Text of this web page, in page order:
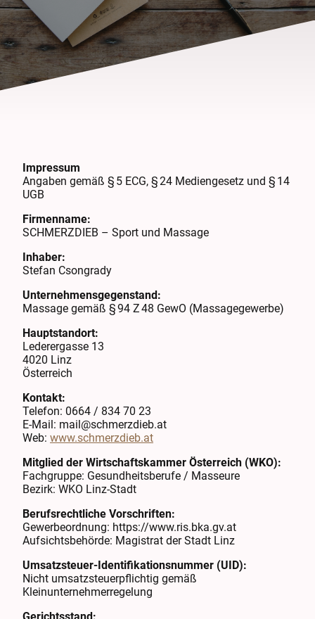
Impressum
Angaben gemäß § 5 ECG, § 24 Mediengesetz und § 14
UGB
Firmenname:
SCHMERZDIEB – Sport und Massage
Inhaber:
Stefan Csongrady
Unternehmensgegenstand:
Massage gemäß § 94 Z 48 GewO (Massagegewerbe)
Hauptstandort:
Lederergasse 13
4020 Linz
Österreich
Kontakt:
Telefon: 0664 / 834 70 23
E-Mail: mail@schmerzdieb.at
Web: www.schmerzdieb.at
Mitglied der Wirtschaftskammer Österreich (WKO):
Fachgruppe: Gesundheitsberufe / Masseure
Bezirk: WKO Linz-Stadt
Berufsrechtliche Vorschriften:
Gewerbeordnung: https://www.ris.bka.gv.at
Aufsichtsbehörde: Magistrat der Stadt Linz
Umsatzsteuer-Identifikationsnummer (UID):
Nicht umsatzsteuerpflichtig gemäß
Kleinunternehmerregelung
Gerichtsstand: